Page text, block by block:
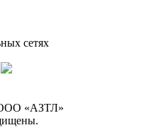
сетях
«АЗТЛ»